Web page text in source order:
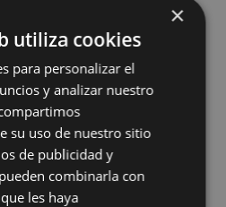
×
utiliza cookies
para personalizar el
y analizar nuestro
su uso de nuestro sitio
de publicidad y
combinarla con
les haya